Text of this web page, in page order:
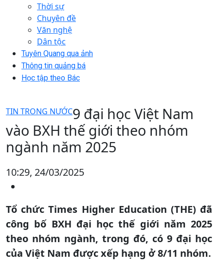
Thời sự
Chuyên đề
Văn nghệ
Dân tộc
Tuyên Quang qua ảnh
Thông tin quảng bá
Học tập theo Bác
TIN TRONG NƯỚC9 đại học Việt Nam
vào BXH thế giới theo nhóm
ngành năm 2025
10:29, 24/03/2025
Tổ chức Times Higher Education (THE) đã
công bố BXH đại học thế giới năm 2025
theo nhóm ngành, trong đó, có 9 đại học
của Việt Nam được xếp hạng ở 8/11 nhóm.